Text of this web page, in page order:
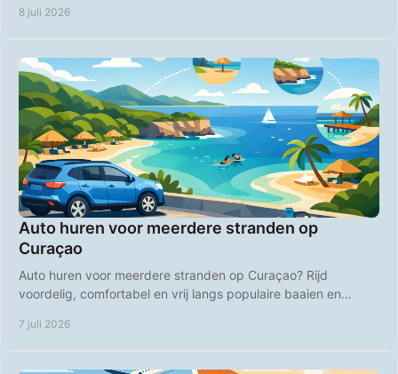
8 juli 2026
Auto huren voor meerdere stranden op
Curaçao
Auto huren voor meerdere stranden op Curaçao? Rijd
voordelig, comfortabel en vrij langs populaire baaien en
7 juli 2026